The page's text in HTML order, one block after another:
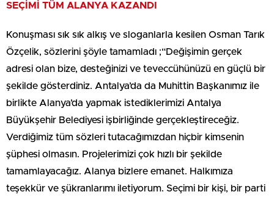
SEÇİMİ TÜM ALANYA KAZANDI
Konuşması sık sık alkış ve sloganlarla kesilen Osman Tarık
Özçelik, sözlerini şöyle tamamladı ;“Değişimin gerçek
adresi olan bize, desteğinizi ve teveccühünüzü en güçlü bir
şekilde gösterdiniz. Antalya’da da Muhittin Başkanımız ile
birlikte Alanya’da yapmak istediklerimizi Antalya
Büyükşehir Belediyesi işbirliğinde gerçekleştireceğiz.
Verdiğimiz tüm sözleri tutacağımızdan hiçbir kimsenin
şüphesi olmasın. Projelerimizi çok hızlı bir şekilde
tamamlayacağız. Alanya bizlere emanet. Halkımıza
teşekkür ve şükranlarımı iletiyorum. Seçimi bir kişi, bir parti